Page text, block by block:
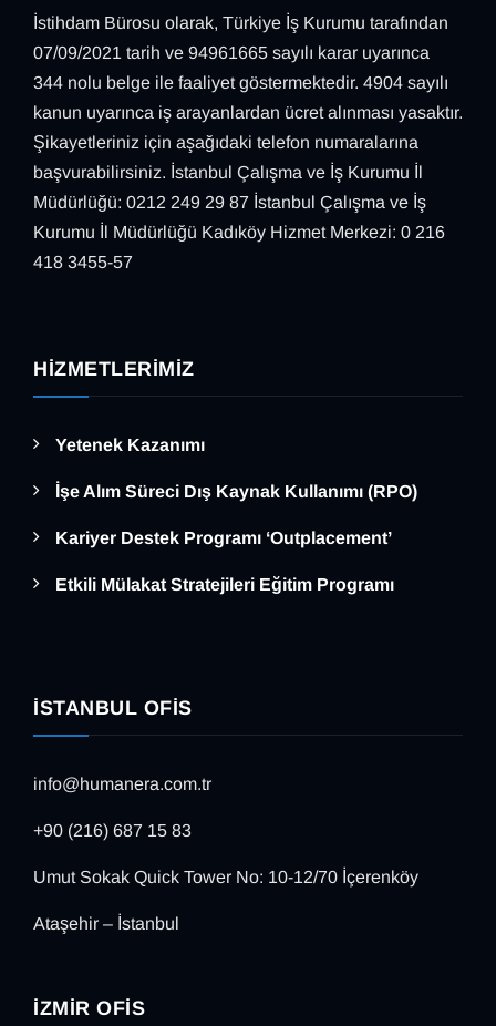
İstihdam Bürosu olarak, Türkiye İş Kurumu tarafından
07/09/2021 tarih ve 94961665 sayılı karar uyarınca
344 nolu belge ile faaliyet göstermektedir. 4904 sayılı
kanun uyarınca iş arayanlardan ücret alınması yasaktır.
Şikayetleriniz için aşağıdaki telefon numaralarına
başvurabilirsiniz. İstanbul Çalışma ve İş Kurumu İl
Müdürlüğü: 0212 249 29 87 İstanbul Çalışma ve İş
Kurumu İl Müdürlüğü Kadıköy Hizmet Merkezi: 0 216
418 3455-57
HIZMETLERIMIZ
Yetenek Kazanımı
İşe Alım Süreci Dış Kaynak Kullanımı (RPO)
Kariyer Destek Programı ‘Outplacement’
Etkili Mülakat Stratejileri Eğitim Programı
İSTANBUL OFIS
info@humanera.com.tr
+90 (216) 687 15 83
Umut Sokak Quick Tower No: 10-12/70 İçerenköy
Ataşehir – İstanbul
İZMIR OFIS